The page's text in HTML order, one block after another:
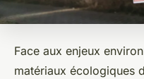
Face aux enjeux
matériaux écologiques